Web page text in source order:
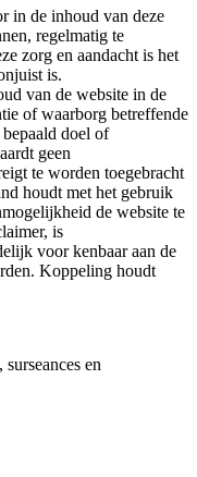
in de inhoud van deze
regelmatig te
zorg en aandacht is het
is.
van de website in de
of waarborg betreffende
doel of
geen
te worden toegebracht
houdt met het gebruik
de website te
is
voor kenbaar aan de
Koppeling houdt
en